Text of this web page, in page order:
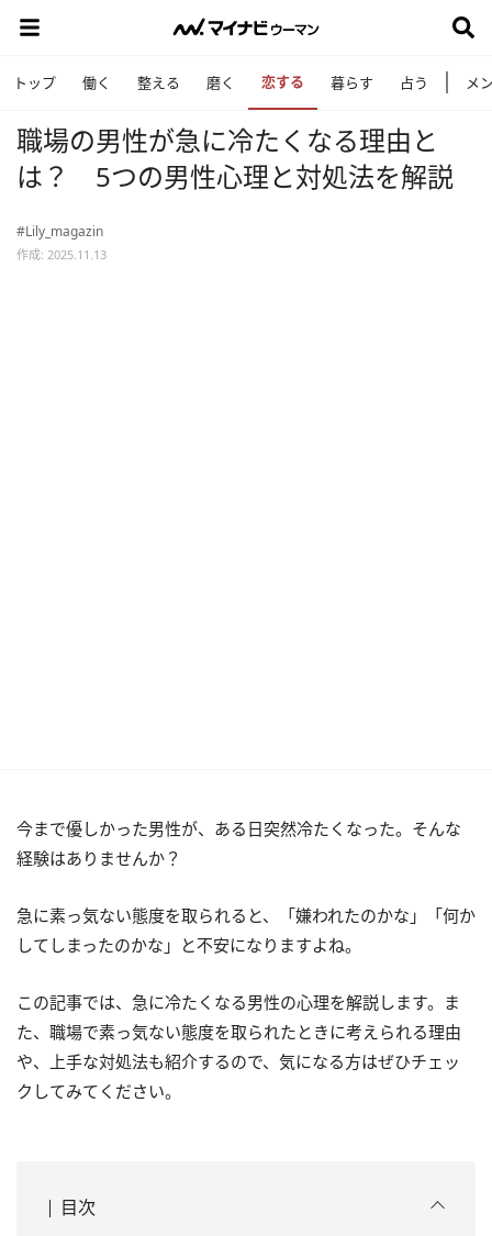
トップ 働く 整える 磨く 恋する 暮らす 占う メ
職場の男性が急に冷たくなる理由と
は？ 5つの男性心理と対処法を解説
#Lily_magazin
作成: 2025.11.13
今まで優しかった男性が、ある日突然冷たくなった。そんな
経験はありませんか？
急に素っ気ない態度を取られると、「嫌われたのかな」「何か
してしまったのかな」と不安になりますよね。
この記事では、急に冷たくなる男性の心理を解説します。ま
た、職場で素っ気ない態度を取られたときに考えられる理由
や、上手な対処法も紹介するので、気になる方はぜひチェッ
クしてみてください。
目次